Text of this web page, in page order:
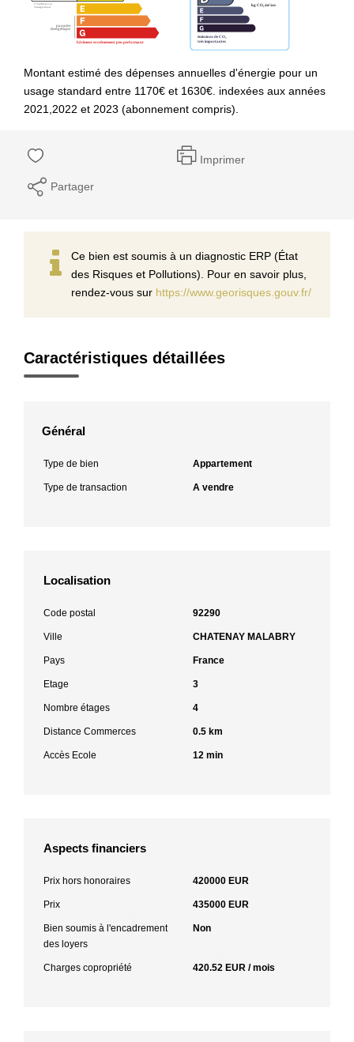
Montant estimé des dépenses annuelles d'énergie pour un
usage standard entre 1170€ et 1630€. indexées aux années
2021,2022 et 2023 (abonnement compris).
Imprimer
Partager
Ce bien est soumis à un diagnostic ERP (État
des Risques et Pollutions). Pour en savoir plus,
rendez-vous sur https://www.georisques.gouv.fr/
Caractéristiques détaillées
Général
Type de bien Appartement
Type de transaction A vendre
Localisation
Code postal 92290
Ville CHATENAY MALABRY
Pays France
Etage 3
Nombre étages 4
Distance Commerces 0.5 km
Accès Ecole 12 min
Aspects financiers
Prix hors honoraires 420000 EUR
Prix 435000 EUR
Bien soumis à l'encadrement
des loyers
Non
Charges copropriété 420.52 EUR / mois